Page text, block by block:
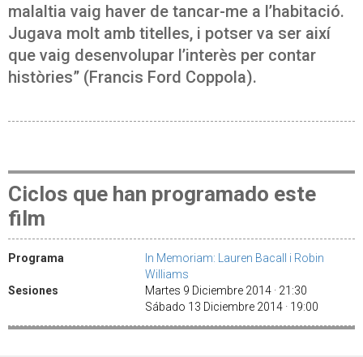
malaltia vaig haver de tancar-me a l’habitació.
Jugava molt amb titelles, i potser va ser així
que vaig desenvolupar l’interès per contar
històries” (Francis Ford Coppola).
Ciclos que han programado este
film
Programa
In Memoriam: Lauren Bacall i Robin
Williams
Sesiones
Martes 9 Diciembre 2014 · 21:30
Sábado 13 Diciembre 2014 · 19:00